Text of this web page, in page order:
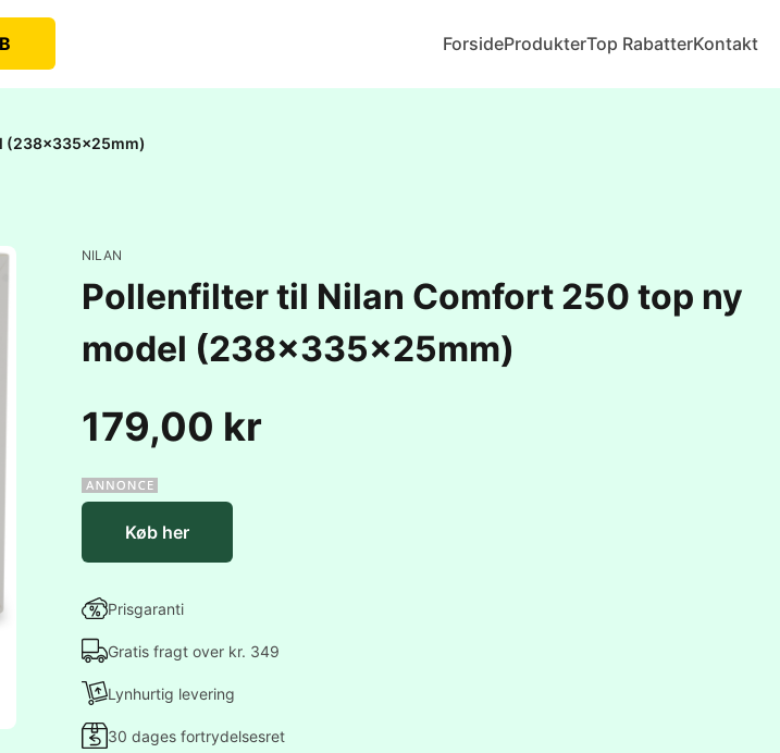
ForsideProdukterTop RabatterKontakt
(238x335x25mm)
NILAN
Pollenfilter til Nilan Comfort 250 top ny
model (238x335x25mm)
179,00 kr
Køb her
Prisgaranti
Gratis fragt over kr. 349
Lynhurtig levering
30 dages fortrydelsesret